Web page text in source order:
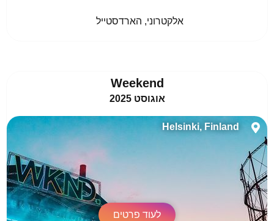
Weekend
אוגוסט 2025
Helsinki, Finland
לעוד פרטים